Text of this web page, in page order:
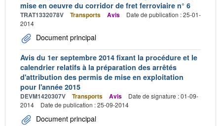
mise en oeuvre du corridor de fret ferroviaire n° 6
TRAT1332078V Transports Avis
Date de publication : 25-01-
2014
Document principal
Avis du 1er septembre 2014 fixant la procédure et le
calendrier relatifs à la préparation des arrêtés
d'attribution des permis de mise en exploitation
pour l'année 2015
DEVM1420307V Transports Avis
Date de signature : 01-09-
2014
Date de publication : 25-09-2014
Document principal